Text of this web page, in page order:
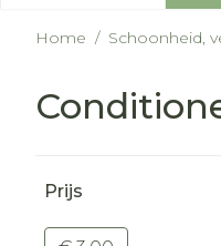
Home / Schoonheid,
Prijs